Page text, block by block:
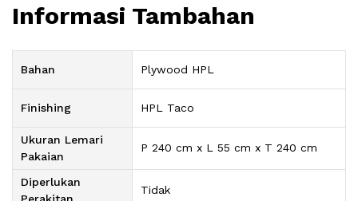
Informasi Tambahan
Bahan Plywood HPL
Finishing HPL Taco
Ukuran Lemari
Pakaian
P 240 cm x L 55 cm x T 240 cm
Diperlukan
Perakitan
Tidak